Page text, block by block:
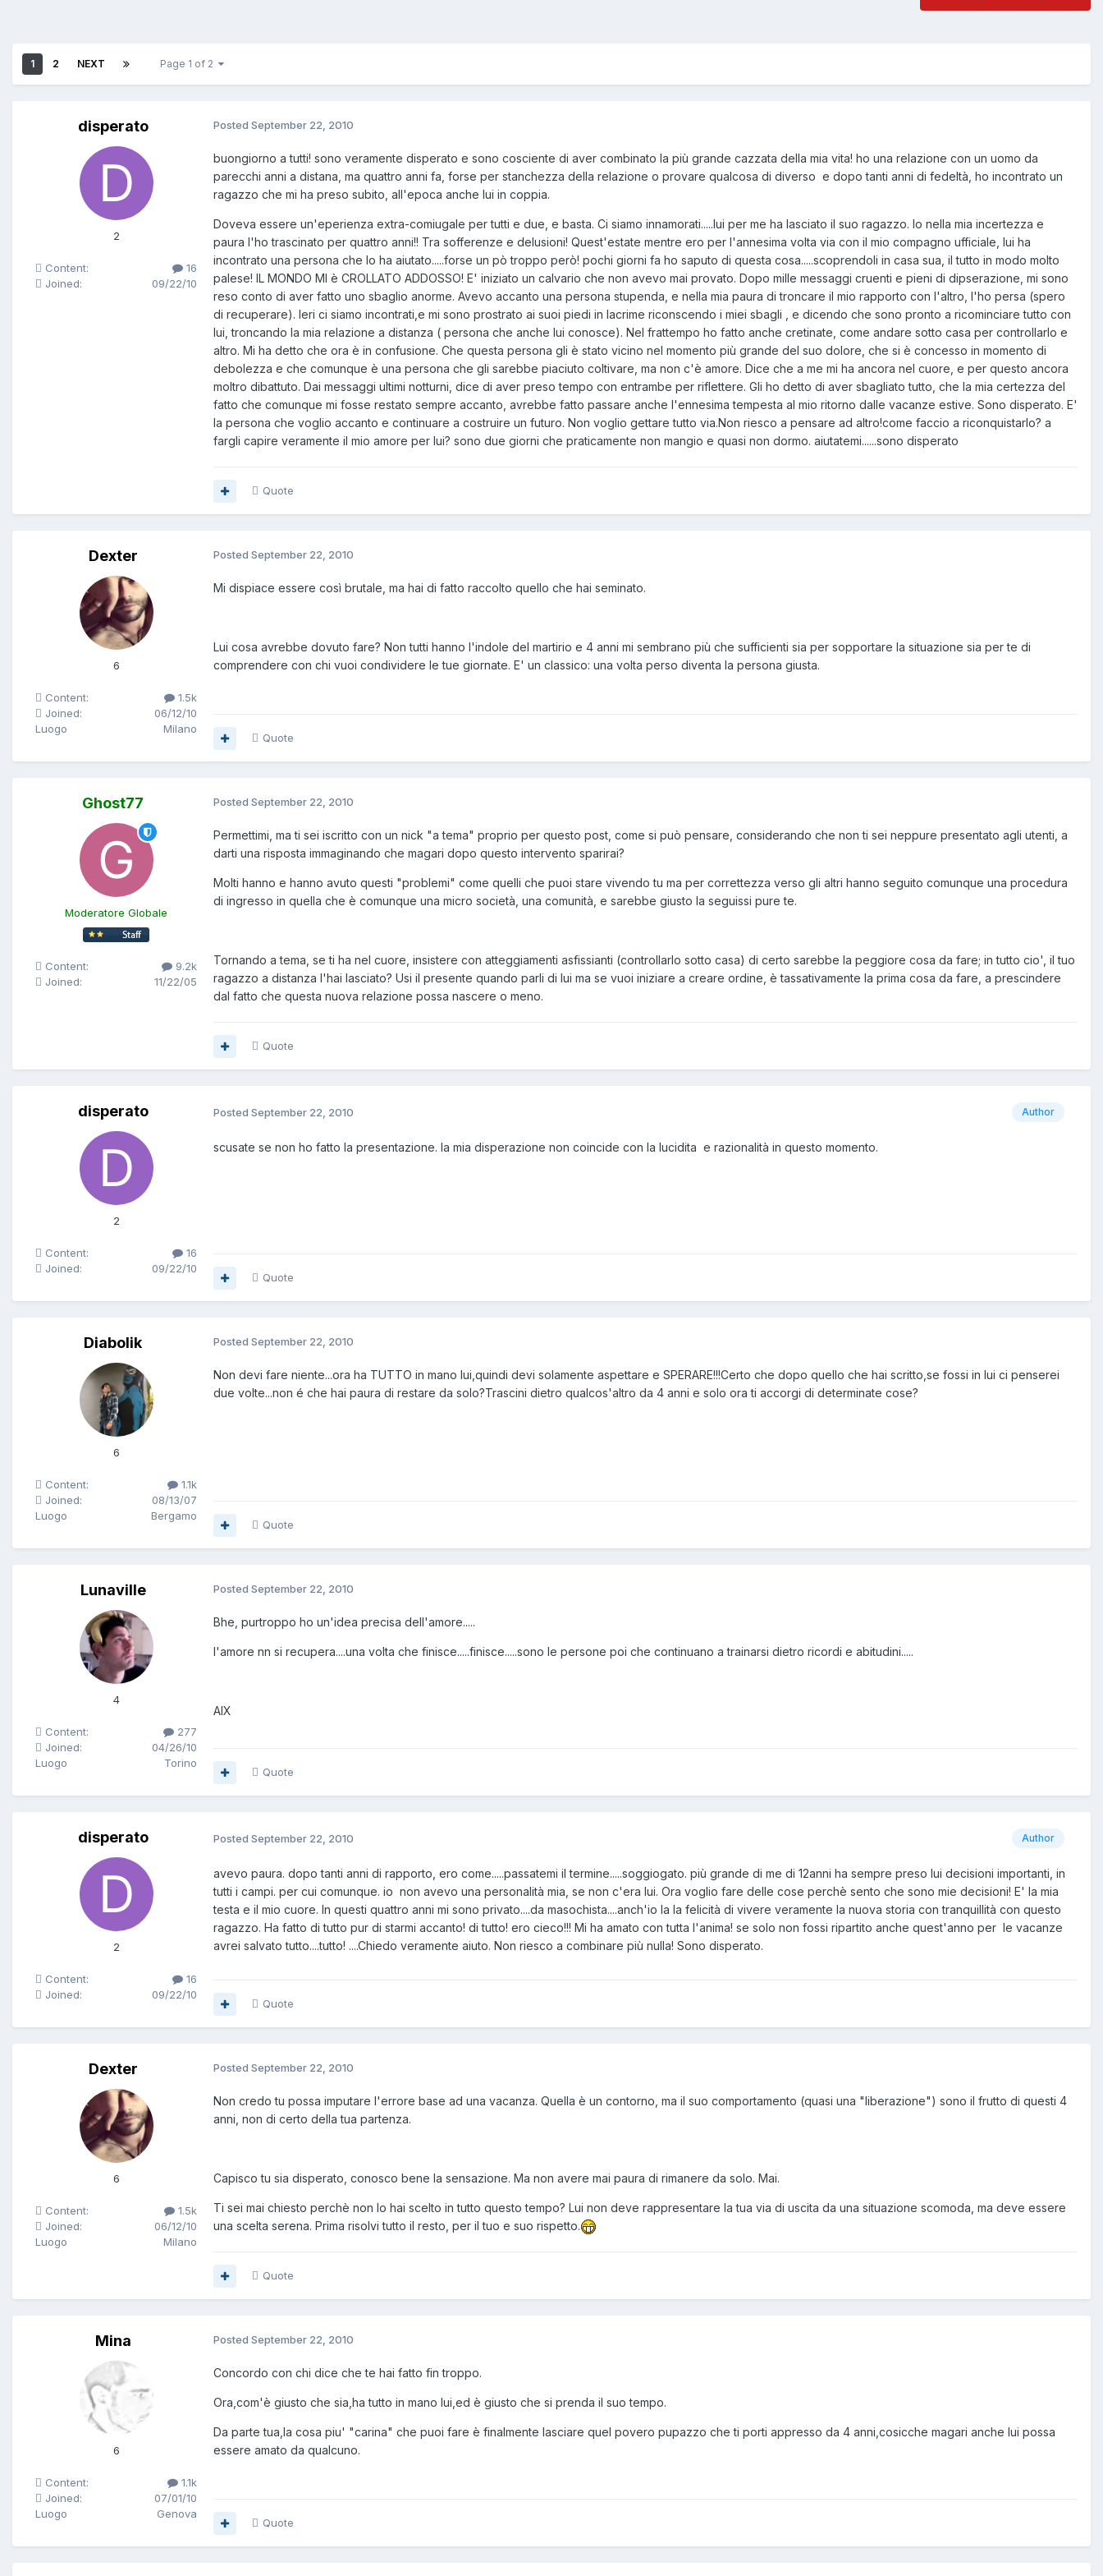
1 2 NEXT Page 1 of 2
disperato
2
Content:
16
Joined:
09/22/10
Posted September 22, 2010
buongiorno a tutti! sono veramente disperato e sono cosciente di aver combinato la più grande cazzata della mia vita! ho una relazione con un uomo da
parecchi anni a distana, ma quattro anni fa, forse per stanchezza della relazione o provare qualcosa di diverso e dopo tanti anni di fedeltà, ho incontrato un
ragazzo che mi ha preso subito, all'epoca anche lui in coppia.
Doveva essere un'eperienza extra-comiugale per tutti e due, e basta. Ci siamo innamorati.....lui per me ha lasciato il suo ragazzo. Io nella mia incertezza e
paura l'ho trascinato per quattro anni!! Tra sofferenze e delusioni! Quest'estate mentre ero per l'annesima volta via con il mio compagno ufficiale, lui ha
incontrato una persona che lo ha aiutato.....forse un pò troppo però! pochi giorni fa ho saputo di questa cosa.....scoprendoli in casa sua, il tutto in modo molto
palese! IL MONDO MI è CROLLATO ADDOSSO! E' iniziato un calvario che non avevo mai provato. Dopo mille messaggi cruenti e pieni di dipserazione, mi sono
reso conto di aver fatto uno sbaglio anorme. Avevo accanto una persona stupenda, e nella mia paura di troncare il mio rapporto con l'altro, l'ho persa (spero
di recuperare). Ieri ci siamo incontrati,e mi sono prostrato ai suoi piedi in lacrime riconscendo i miei sbagli , e dicendo che sono pronto a ricominciare tutto con
lui, troncando la mia relazione a distanza ( persona che anche lui conosce). Nel frattempo ho fatto anche cretinate, come andare sotto casa per controllarlo e
altro. Mi ha detto che ora è in confusione. Che questa persona gli è stato vicino nel momento più grande del suo dolore, che si è concesso in momento di
debolezza e che comunque è una persona che gli sarebbe piaciuto coltivare, ma non c'è amore. Dice che a me mi ha ancora nel cuore, e per questo ancora
moltro dibattuto. Dai messaggi ultimi notturni, dice di aver preso tempo con entrambe per riflettere. Gli ho detto di aver sbagliato tutto, che la mia certezza del
fatto che comunque mi fosse restato sempre accanto, avrebbe fatto passare anche l'ennesima tempesta al mio ritorno dalle vacanze estive. Sono disperato. E'
la persona che voglio accanto e continuare a costruire un futuro. Non voglio gettare tutto via.Non riesco a pensare ad altro!come faccio a riconquistarlo? a
fargli capire veramente il mio amore per lui? sono due giorni che praticamente non mangio e quasi non dormo. aiutatemi......sono disperato
Quote
Dexter
6
Content:
1.5k
Joined:
06/12/10
Luogo
Milano
Posted September 22, 2010
Mi dispiace essere così brutale, ma hai di fatto raccolto quello che hai seminato.
Lui cosa avrebbe dovuto fare? Non tutti hanno l'indole del martirio e 4 anni mi sembrano più che sufficienti sia per sopportare la situazione sia per te di
comprendere con chi vuoi condividere le tue giornate. E' un classico: una volta perso diventa la persona giusta.
Quote
Ghost77
Moderatore Globale
Content:
9.2k
Joined:
11/22/05
Posted September 22, 2010
Permettimi, ma ti sei iscritto con un nick "a tema" proprio per questo post, come si può pensare, considerando che non ti sei neppure presentato agli utenti, a
darti una risposta immaginando che magari dopo questo intervento sparirai?
Molti hanno e hanno avuto questi "problemi" come quelli che puoi stare vivendo tu ma per correttezza verso gli altri hanno seguito comunque una procedura
di ingresso in quella che è comunque una micro società, una comunità, e sarebbe giusto la seguissi pure te.
Tornando a tema, se ti ha nel cuore, insistere con atteggiamenti asfissianti (controllarlo sotto casa) di certo sarebbe la peggiore cosa da fare; in tutto cio', il tuo
ragazzo a distanza l'hai lasciato? Usi il presente quando parli di lui ma se vuoi iniziare a creare ordine, è tassativamente la prima cosa da fare, a prescindere
dal fatto che questa nuova relazione possa nascere o meno.
Quote
disperato
2
Content:
16
Joined:
09/22/10
Author
Posted September 22, 2010
scusate se non ho fatto la presentazione. la mia disperazione non coincide con la lucidita e razionalità in questo momento.
Quote
Diabolik
6
Content:
1.1k
Joined:
08/13/07
Luogo
Bergamo
Posted September 22, 2010
Non devi fare niente...ora ha TUTTO in mano lui,quindi devi solamente aspettare e SPERARE!!!Certo che dopo quello che hai scritto,se fossi in lui ci penserei
due volte...non é che hai paura di restare da solo?Trascini dietro qualcos'altro da 4 anni e solo ora ti accorgi di determinate cose?
Quote
Lunaville
4
Content:
277
Joined:
04/26/10
Luogo
Torino
Posted September 22, 2010
Bhe, purtroppo ho un'idea precisa dell'amore.....
l'amore nn si recupera....una volta che finisce.....finisce.....sono le persone poi che continuano a trainarsi dietro ricordi e abitudini.....
AlX
Quote
disperato
2
Content:
16
Joined:
09/22/10
Author
Posted September 22, 2010
avevo paura. dopo tanti anni di rapporto, ero come.....passatemi il termine.....soggiogato. più grande di me di 12anni ha sempre preso lui decisioni importanti, in
tutti i campi. per cui comunque. io non avevo una personalità mia, se non c'era lui. Ora voglio fare delle cose perchè sento che sono mie decisioni! E' la mia
testa e il mio cuore. In questi quattro anni mi sono privato....da masochista....anch'io la la felicità di vivere veramente la nuova storia con tranquillità con questo
ragazzo. Ha fatto di tutto pur di starmi accanto! di tutto! ero cieco!!! Mi ha amato con tutta l'anima! se solo non fossi ripartito anche quest'anno per le vacanze
avrei salvato tutto....tutto! ....Chiedo veramente aiuto. Non riesco a combinare più nulla! Sono disperato.
Quote
Dexter
6
Content:
1.5k
Joined:
06/12/10
Luogo
Milano
Posted September 22, 2010
Non credo tu possa imputare l'errore base ad una vacanza. Quella è un contorno, ma il suo comportamento (quasi una "liberazione") sono il frutto di questi 4
anni, non di certo della tua partenza.
Capisco tu sia disperato, conosco bene la sensazione. Ma non avere mai paura di rimanere da solo. Mai.
Ti sei mai chiesto perchè non lo hai scelto in tutto questo tempo? Lui non deve rappresentare la tua via di uscita da una situazione scomoda, ma deve essere
una scelta serena. Prima risolvi tutto il resto, per il tuo e suo rispetto.
Quote
Mina
6
Content:
1.1k
Joined:
07/01/10
Luogo
Genova
Posted September 22, 2010
Concordo con chi dice che te hai fatto fin troppo.
Ora,com'è giusto che sia,ha tutto in mano lui,ed è giusto che si prenda il suo tempo.
Da parte tua,la cosa piu' "carina" che puoi fare è finalmente lasciare quel povero pupazzo che ti porti appresso da 4 anni,cosicche magari anche lui possa
essere amato da qualcuno.
Quote